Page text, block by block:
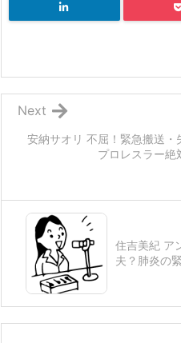
安納サオリ 不屈！緊急搬送・
プロレスラー絶
Next
住吉美紀 ア
夫？肺炎の